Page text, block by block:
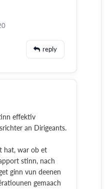
reply
effektiv
an Dirigeants.
hat, war ob et
stinn, nach
ginn vun deenen
gemaach